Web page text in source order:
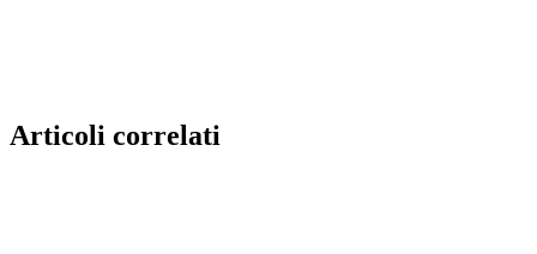
Articoli correlati